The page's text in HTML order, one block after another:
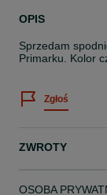
OPIS
Sprzedam
Primarku. Kolor
Zgłoś
ZWROTY
OSOBA